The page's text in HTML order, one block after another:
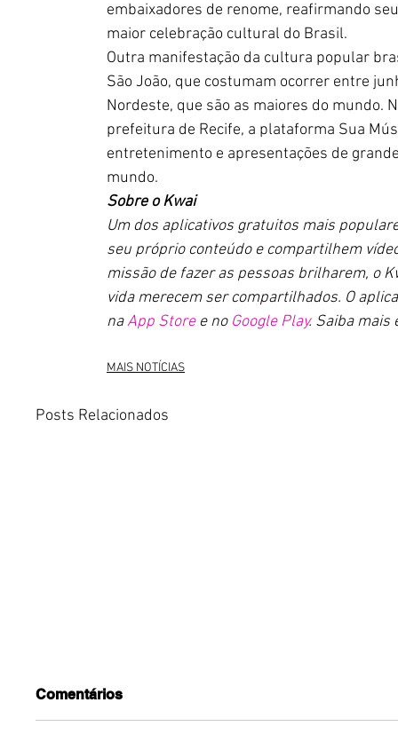
embaixadores de renome, reafirmando
maior celebração cultural do Brasil.
Outra manifestação da cultura popular
São João, que costumam ocorrer entre
Nordeste, que são as maiores do mundo.
prefeitura de Recife, a plataforma Sua
entretenimento e apresentações de
mundo.
Sobre o Kwai
Um dos aplicativos gratuitos mais
seu próprio conteúdo e compartilhem
missão de fazer as pessoas brilharem, o
vida merecem ser compartilhados. O
na App Store e no Google Play. Saiba mais
MAIS NOTÍCIAS
Posts Relacionados
Comentários